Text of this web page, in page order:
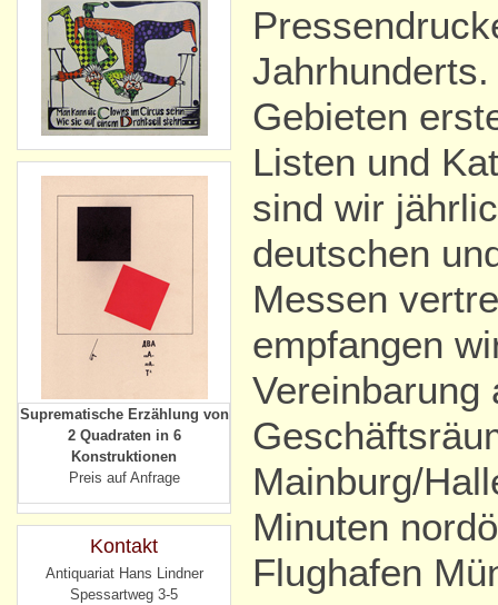
Suprematische Erzählung von
2 Quadraten in 6
Konstruktionen
Preis auf Anfrage
Kontakt
Antiquariat Hans Lindner
Spessartweg 3-5
Gebieten
Listen und
sind wir
deutschen
Messen
empfangen
Vereinbarung
Mainburg/
Minuten
Flughafen